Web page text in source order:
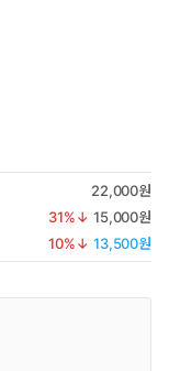
22,000원
31%↓ 15,000원
10%↓ 13,500원